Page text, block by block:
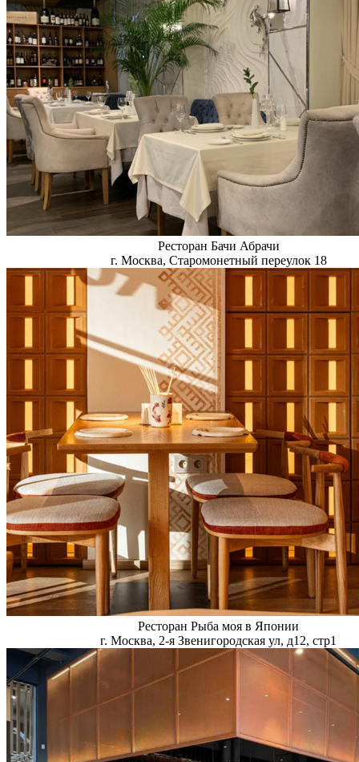
Ресторан Бачи Абрачи
г. Москва, Старомонетный переулок 18
Ресторан Рыба моя в Японии
г. Москва, 2-я Звенигородская ул, д12, стр1